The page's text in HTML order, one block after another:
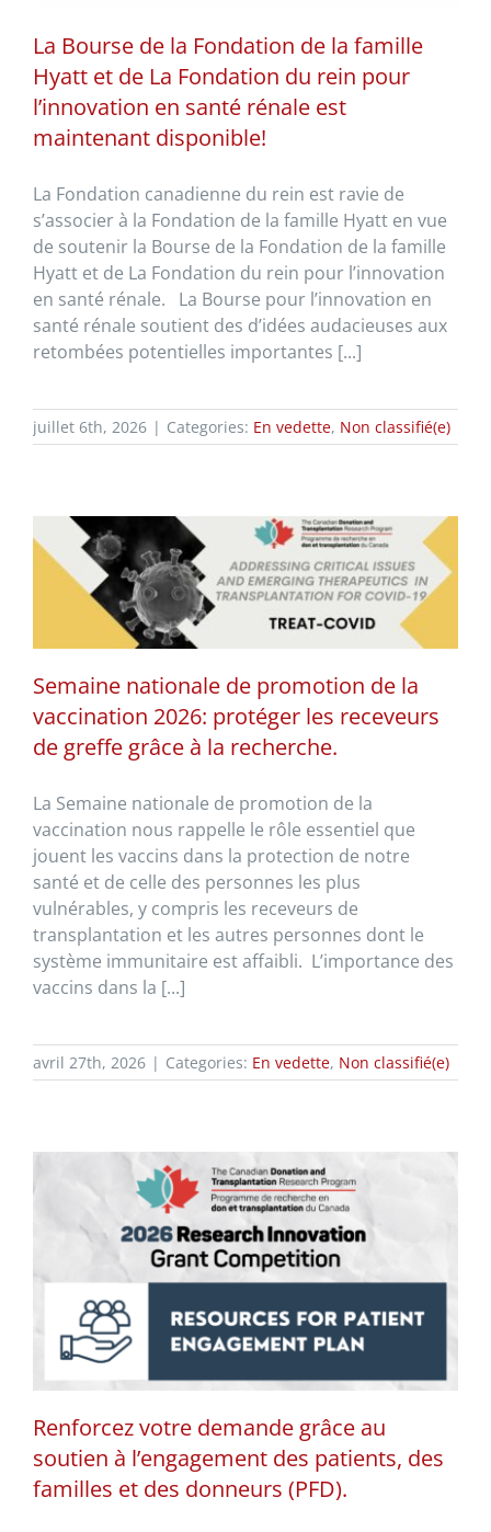
La Bourse de la Fondation de la famille
Hyatt et de La Fondation du rein pour
l’innovation en santé rénale est
maintenant disponible!
La Fondation canadienne du rein est ravie de
s’associer à la Fondation de la famille Hyatt en vue
de soutenir la Bourse de la Fondation de la famille
Hyatt et de La Fondation du rein pour l’innovation
en santé rénale. La Bourse pour l’innovation en
santé rénale soutient des d’idées audacieuses aux
retombées potentielles importantes [...]
juillet 6th, 2026 | Categories: En vedette, Non classifié(e)
Semaine nationale de promotion de la
vaccination 2026: protéger les receveurs
de greffe grâce à la recherche.
La Semaine nationale de promotion de la
vaccination nous rappelle le rôle essentiel que
jouent les vaccins dans la protection de notre
santé et de celle des personnes les plus
vulnérables, y compris les receveurs de
transplantation et les autres personnes dont le
système immunitaire est affaibli. L’importance des
vaccins dans la [...]
avril 27th, 2026 | Categories: En vedette, Non classifié(e)
Renforcez votre demande grâce au
soutien à l’engagement des patients, des
familles et des donneurs (PFD).